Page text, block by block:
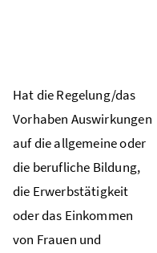
Hat die Regelung/das
Vorhaben Auswirkungen
auf die allgemeine oder
die berufliche Bildung,
die Erwerbstätigkeit
oder das Einkommen
von Frauen und